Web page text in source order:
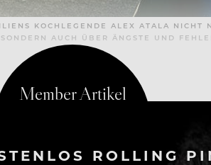
KOCHLEGENDE ALEX ATALA NICHT
AUCH ÜBER ÄNGSTE UND
ROLLING